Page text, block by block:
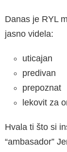
Danas je RYL
jasno videla:
uticajan
predivan
prepoznat
lekovit za
Hvala ti što si
“ambasador”